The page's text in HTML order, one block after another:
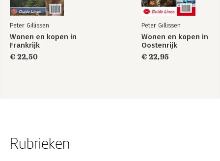
Peter Gillissen
Wonen en kopen in
Frankrijk
€ 22,50
Peter Gillissen
Wonen en kopen in
Oostenrijk
€ 22,95
Rubrieken